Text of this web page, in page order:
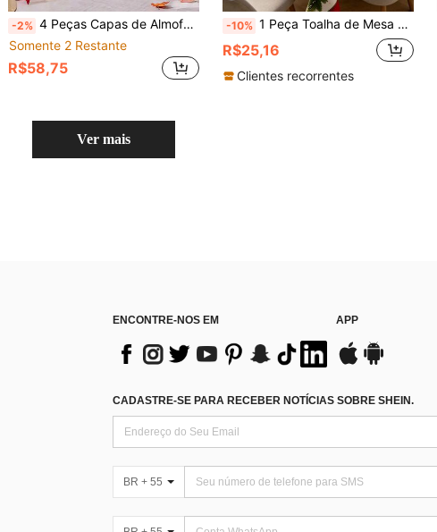
-2% 4 Peças Capas de Almofada Decorativa de Outono 18x18 Polegadas Capas de Almofada de Ação de Graças com Abóbora, Abóbora, Folha de Bordo, Cadeira de Madeira, Padrão de Guarda-Chuva Capas de Almofada Decorativa, Capas de Almofada Decorativa de Poliéster Estilo Fazenda de Colheita Adequadas para Sala de Estar Sofá Cama Decoração Externa do Lar (Enchimentos de Almofada Não Incluídos)
Somente 2 Restante
R$58,75
-10% 1 Peça Toalha de Mesa de Natal, Toalha de Mesa Decorativa com Design de Elementos de Pinha e Bagas de Natal, Toalha de Mesa para Decoração de Festa de Natal, Decoração de Feliz Natal, Toalha de Mesa Decorativa de Natal, Capa de Armário de Natal, Decoração de Mesa de Jantar de Natal, Decoração de Natal, Decoração de Quarto de Natal, Toalha de Mesa de Decoração Doméstica de Natal, Toalha de Mesa Descartável de Natal para Uso Externo, Suprimentos de Cozinha de Natal, Presentes de Natal, Presentes de Festa de Natal, Decoração de Natal, Decoração de Natal, Decoração de Ano Novo 2027
R$25,16
Clientes recorrentes
Ver mais
ENCONTRE-NOS EM APP
CADASTRE-SE PARA RECEBER NOTÍCIAS SOBRE SHEIN.
BR + 55